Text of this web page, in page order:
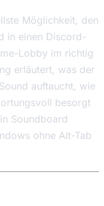
Möglichkeit, den
in einen Discord-
Lobby im richtig
erläutert, was der
auftaucht, wie
besorgt
Soundboard
ohne Alt-Tab